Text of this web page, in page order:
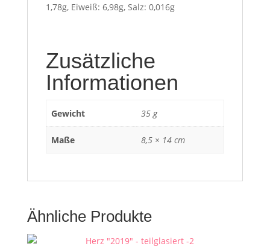
1,78g, Eiweiß: 6,98g, Salz: 0,016g
Zusätzliche
Informationen
Gewicht 35 g
Maße 8,5 × 14 cm
Ähnliche Produkte